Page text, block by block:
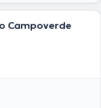
Campoverde